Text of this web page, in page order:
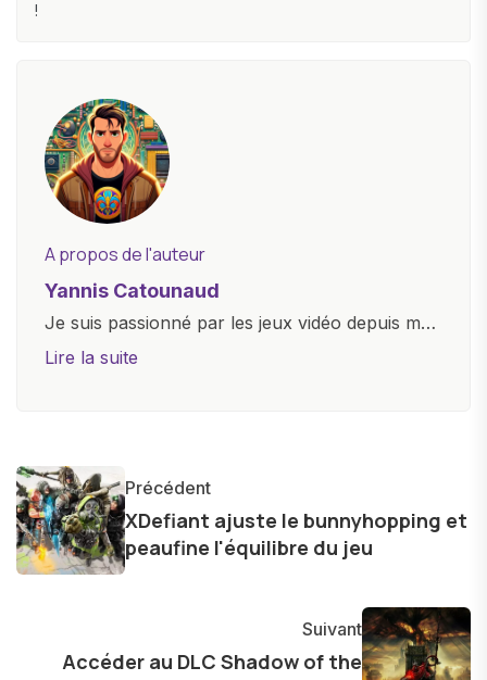
!
A propos de l'auteur
Yannis Catounaud
Je suis passionné par les jeux vidéo depuis mon
plus jeune âge. Mon amour pour l'univers
et bien d'autres gadgets technologiques. Armé
d'une curiosité insatiable, j'aime dévoiler les
dernières tendances et innovations, partageant
avec enthousiasme mes découvertes avec la
l'exploration constante des frontières de la
technologie me permet de présenter aux
Lire la suite
Précédent
XDefiant ajuste le bunnyhopping et
peaufine l'équilibre du jeu
Suivant
Accéder au DLC Shadow of the